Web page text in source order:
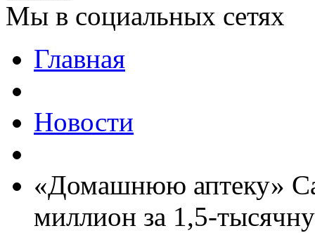
Мы в социальных сетях
Главная
Новости
«Домашнюю аптеку»
миллион за 1,5-